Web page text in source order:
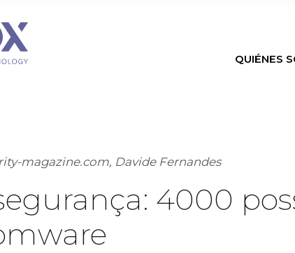
QUIÉNES
magazine.com, Davide Fernandes
4000